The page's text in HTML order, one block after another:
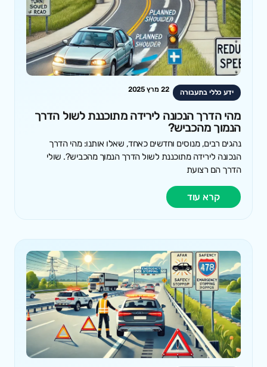
ידע כללי בתעבורה 22 מרץ 2025
מהי הדרך הנכונה לירידה מתוכננת לשול הדרך
הנמוך מהכביש?
נהגים רבים, מנוסים וחדשים כאחד, שאלו אותנו: מהי הדרך
הנכונה לירידה מתוכננת לשול הדרך הנמוך מהכביש?. שולי
הדרך הם רצועת
קרא עוד